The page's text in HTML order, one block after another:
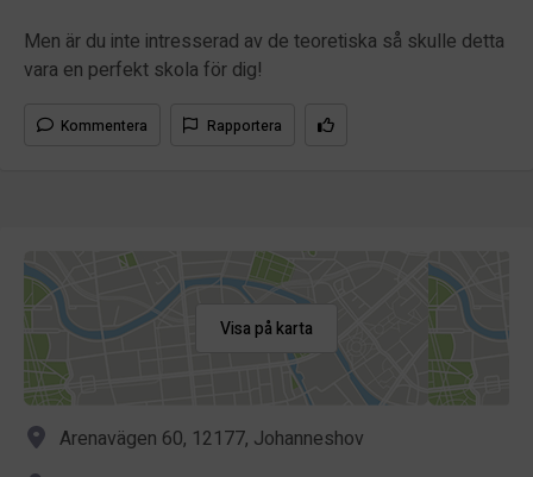
Men är du inte intresserad av de teoretiska så skulle detta
vara en perfekt skola för dig!
Kommentera Rapportera
Visa på karta
Arenavägen 60, 12177, Johanneshov
Annika Ingelström